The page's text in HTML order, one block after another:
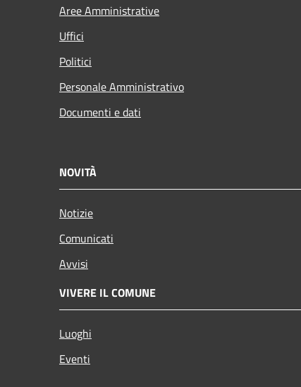
Aree Amministrative
Uffici
Politici
Personale Amministrativo
Documenti e dati
NOVITÀ
Notizie
Comunicati
Avvisi
VIVERE IL COMUNE
Luoghi
Eventi